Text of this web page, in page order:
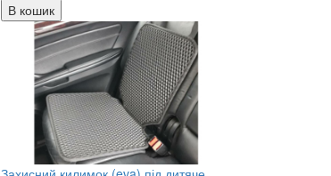
В кошик